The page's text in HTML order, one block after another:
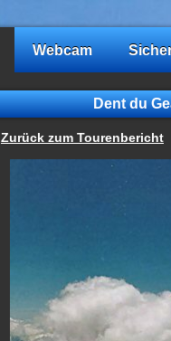
Webcam
Dent du
Zurück zum Tourenbericht